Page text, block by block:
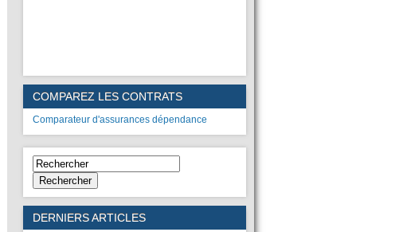
COMPAREZ LES CONTRATS
Comparateur d'assurances dépendance
Rechercher
DERNIERS ARTICLES